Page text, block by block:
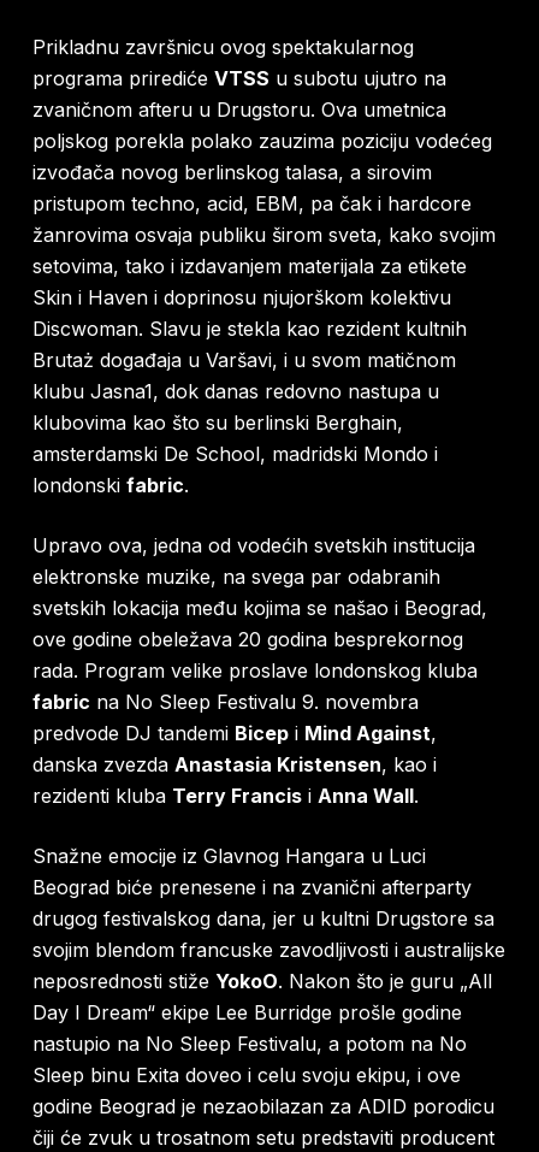
Prikladnu završnicu ovog spektakularnog
programa prirediće VTSS u subotu ujutro na
zvaničnom afteru u Drugstoru. Ova umetnica
poljskog porekla polako zauzima poziciju vodećeg
izvođača novog berlinskog talasa, a sirovim
pristupom techno, acid, EBM, pa čak i hardcore
žanrovima osvaja publiku širom sveta, kako svojim
setovima, tako i izdavanjem materijala za etikete
Skin i Haven i doprinosu njujorškom kolektivu
Discwoman. Slavu je stekla kao rezident kultnih
Brutaż događaja u Varšavi, i u svom matičnom
klubu Jasna1, dok danas redovno nastupa u
klubovima kao što su berlinski Berghain,
amsterdamski De School, madridski Mondo i
londonski fabric.
Upravo ova, jedna od vodećih svetskih institucija
elektronske muzike, na svega par odabranih
svetskih lokacija među kojima se našao i Beograd,
ove godine obeležava 20 godina besprekornog
rada. Program velike proslave londonskog kluba
fabric na No Sleep Festivalu 9. novembra
predvode DJ tandemi Bicepi Mind Against,
danska zvezda Anastasia Kristensen, kao i
rezidenti kluba Terry Francisi Anna Wall.
Snažne emocije iz Glavnog Hangara u Luci
Beograd biće prenesene i na zvanični afterparty
drugog festivalskog dana, jer u kultni Drugstore sa
svojim blendom francuske zavodljivosti i australijske
neposrednosti stiže YokoO. Nakon što je guru „All
Day I Dream“ ekipe Lee Burridge prošle godine
nastupio na No Sleep Festivalu, a potom na No
Sleep binu Exita doveo i celu svoju ekipu, i ove
godine Beograd je nezaobilazan za ADID porodicu
čiji će zvuk u trosatnom setu predstaviti producent